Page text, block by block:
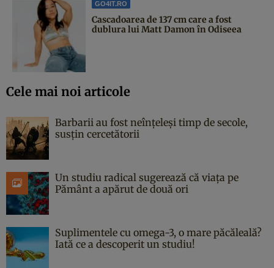
GO4IT.RO
Cascadoarea de 137 cm care a fost
dublura lui Matt Damon în Odiseea
Cele mai noi articole
Barbarii au fost neînțeleși timp de secole,
susțin cercetătorii
Un studiu radical sugerează că viața pe
Pământ a apărut de două ori
Suplimentele cu omega-3, o mare păcăleală?
Iată ce a descoperit un studiu!